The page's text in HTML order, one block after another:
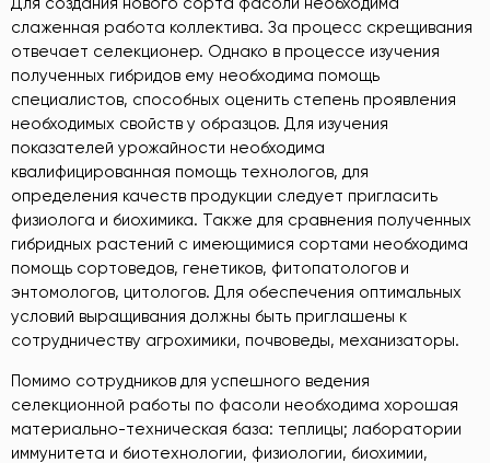
слаженная работа коллектива. За процесс скрещивания
отвечает селекционер. Однако в процессе изучения
полученных гибридов ему необходима помощь
специалистов, способных оценить степень проявления
необходимых свойств у образцов. Для изучения
показателей урожайности необходима
квалифицированная помощь технологов, для
определения качеств продукции следует пригласить
физиолога и биохимика. Также для сравнения полученных
гибридных растений с имеющимися сортами необходима
помощь сортоведов, генетиков, фитопатологов и
энтомологов, цитологов. Для обеспечения оптимальных
условий выращивания должны быть приглашены к
сотрудничеству агрохимики, почвоведы, механизаторы.
Помимо сотрудников для успешного ведения
селекционной работы по фасоли необходима хорошая
материально-техническая база: теплицы; лаборатории
иммунитета и биотехнологии, физиологии, биохимии,